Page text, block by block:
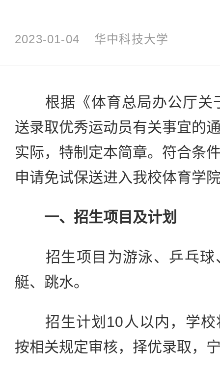
2023-01-04 华中科技大学
根据《体育总局办公厅关
送录取优秀运动员有关事宜的
实际，特制定本简章。符合条
申请免试保送进入我校体育学
一、招生项目及计划
招生项目为游泳、乒乓球
艇、跳水。
招生计划10人以内，学校
按相关规定审核，择优录取，